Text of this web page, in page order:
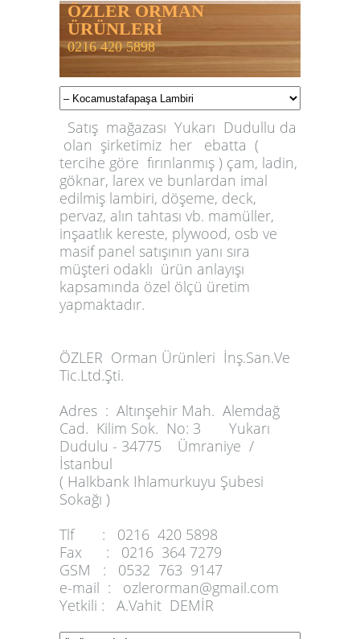
ÖZLER ORMAN
ÜRÜNLERİ
0216 420 5898
Satış mağazası Yukarı Dudullu da
olan şirketimiz her ebatta (
tercihe göre fırınlanmış ) çam, ladin,
göknar, larex ve bunlardan imal
edilmiş lambiri, döşeme, deck,
pervaz, alın tahtası vb. mamüller,
inşaatlık kereste, plywood, osb ve
masif panel satışının yanı sıra
müşteri odaklı ürün anlayışı
kapsamında özel ölçü üretim
yapmaktadır.
ÖZLER Orman Ürünleri İnş.San.Ve
Tic.Ltd.Şti.
Adres : Altınşehir Mah. Alemdağ
Cad. Kilim Sok. No: 3 Yukarı
Dudulu - 34775 Ümraniye /
İstanbul
( Halkbank Ihlamurkuyu Şubesi
Sokağı )
Tlf :
0216 420 5898
Fax :
0216 364 7279
GSM :
0532 763 9147
e-mail :
ozlerorman@gmail.com
Yetkili :
A.Vahit DEMİR